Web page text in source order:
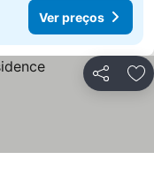
Ver preços
Partilhar